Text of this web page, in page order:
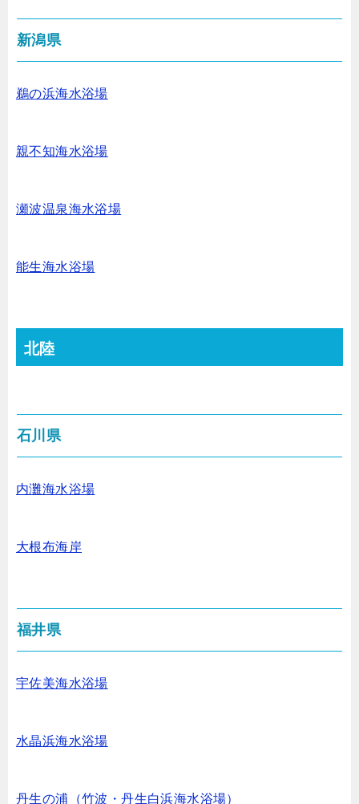
新潟県
鵜の浜海水浴場
親不知海水浴場
瀬波温泉海水浴場
能生海水浴場
北陸
石川県
内灘海水浴場
大根布海岸
福井県
宇佐美海水浴場
水晶浜海水浴場
丹生の浦（竹波・丹生白浜海水浴場）